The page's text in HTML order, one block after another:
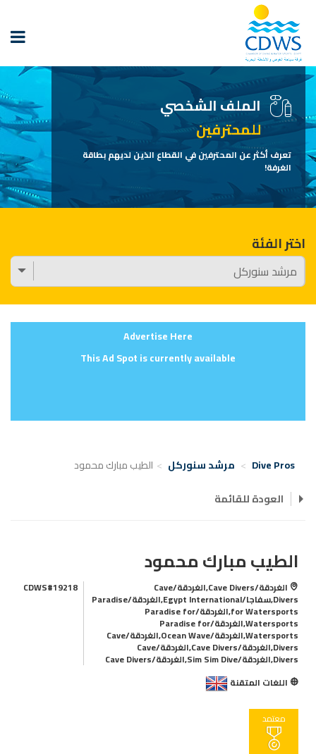
الملف الشخصي
للمحترفين
تعرف أكثر عن المحترفين في القطاع الذين لديهم بطاقة
الغرفة!
اختر الفئة
Advertise Here
This Ad Spot is currently available
Dive Pros مرشد سنوركل
الطيب مبارك محمود
العودة للقائمة
الطيب مبارك محمود
الغردقة/Cave Divers,الغردقة/Cave
Divers,سفاجا/Egypt International,الغردقة/Paradise
for Watersports,الغردقة/Paradise for
Watersports,الغردقة/Paradise for
Watersports,الغردقة/Ocean Wave,الغردقة/Cave
Divers,الغردقة/Cave Divers,الغردقة/Cave
Divers,الغردقة/Sim Sim Dive,الغردقة/Cave Divers
CDWS#19218
اللغات المتقنة
معتمد